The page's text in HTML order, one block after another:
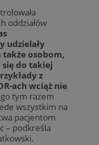
oddziałów
udzielały
osobom,
do takiej
z
ach wciąż nie
tym razem
wszystkim na
pacjentom
– podkreśla